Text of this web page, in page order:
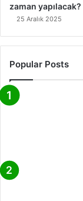
zaman yapılacak?
25 Aralık 2025
Popular Posts